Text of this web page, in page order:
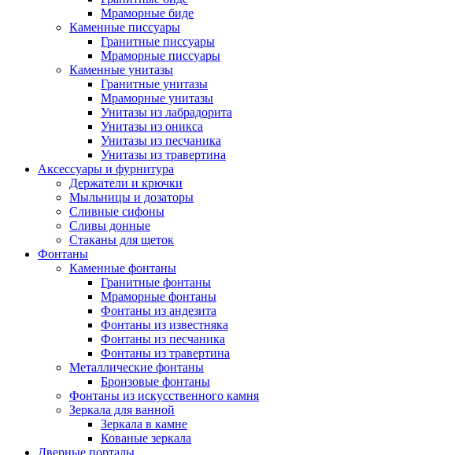
Мраморные биде
Каменные писсуары
Гранитные писсуары
Мраморные писсуары
Каменные унитазы
Гранитные унитазы
Мраморные унитазы
Унитазы из лабрадорита
Унитазы из оникса
Унитазы из песчаника
Унитазы из травертина
Аксессуары и фурнитура
Держатели и крючки
Мыльницы и дозаторы
Сливные сифоны
Сливы донные
Стаканы для щеток
Фонтаны
Каменные фонтаны
Гранитные фонтаны
Мраморные фонтаны
Фонтаны из андезита
Фонтаны из известняка
Фонтаны из песчаника
Фонтаны из травертина
Металлические фонтаны
Бронзовые фонтаны
Фонтаны из искусственного камня
Зеркала для ванной
Зеркала в камне
Кованые зеркала
Дверные порталы